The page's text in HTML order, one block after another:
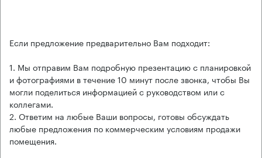
Если предложение предварительно Вам подходит:
1. Мы отправим Вам подробную презентацию с планировкой
и фотографиями в течение 10 минут после звонка, чтобы Вы
могли поделиться информацией с руководством или с
коллегами.
2. Ответим на любые Ваши вопросы, готовы обсуждать
любые предложения по коммерческим условиям продажи
помещения.